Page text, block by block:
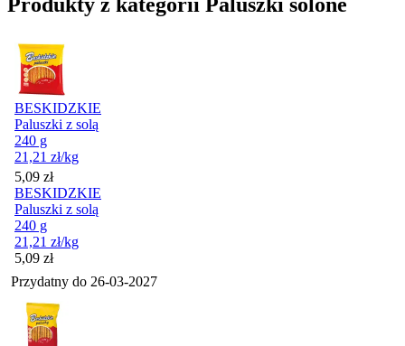
BESKIDZKIE
Paluszki z solą
240 g
21,21 zł/kg
Cena
5,09 zł
BESKIDZKIE
Paluszki z solą
240 g
21,21 zł/kg
Cena
5,09 zł
Przydatny do 26-03-2027